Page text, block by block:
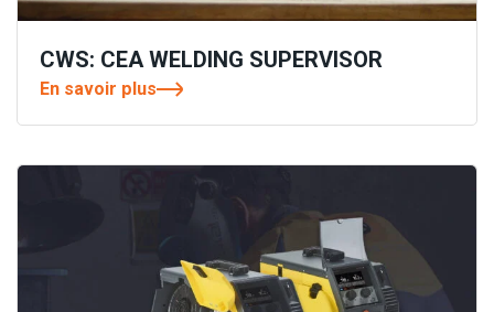
CWS: CEA WELDING SUPERVISOR
En savoir plus